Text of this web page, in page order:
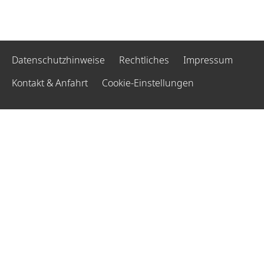
Datenschutzhinweise Rechtliches
Impressum
Kontakt & Anfahrt
Cookie-Einstellungen